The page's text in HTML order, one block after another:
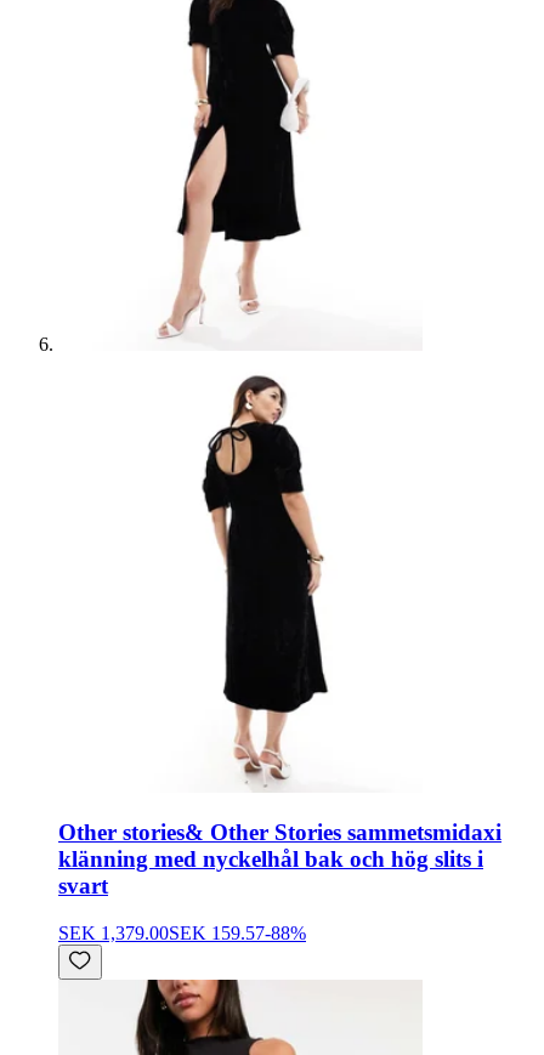
Other stories& Other Stories sammetsmidaxi
klänning med nyckelhål bak och hög slits i
svart
SEK 1,379.00SEK 159.57-88%